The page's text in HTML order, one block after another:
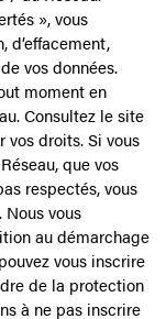
», vous
d’effacement,
vos données.
moment en
Consultez le site
vos droits. Si vous
que vos
respectés, vous
vous
au démarchage
vous inscrire
de la protection
à ne pas inscrire